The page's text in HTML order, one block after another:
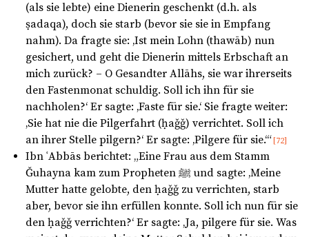
(als sie lebte) eine Dienerin geschenkt (d.h. als
ṣadaqa), doch sie starb (bevor sie sie in Empfang
nahm). Da fragte sie: ‚Ist mein Lohn (thawāb) nun
gesichert, und geht die Dienerin mittels Erbschaft an
mich zurück? – O Gesandter Allāhs, sie war ihrerseits
den Fastenmonat schuldig. Soll ich ihn für sie
nachholen?‘ Er sagte: ‚Faste für sie.‘ Sie fragte weiter:
‚Sie hat nie die Pilgerfahrt (ḥaǧǧ) verrichtet. Soll ich
an ihrer Stelle pilgern?‘ Er sagte: ‚Pilgere für sie.‘“ [72]
Ibn ʿAbbās berichtet: „Eine Frau aus dem Stamm
Ǧuhayna kam zum Propheten ﷺ und sagte: ‚Meine
Mutter hatte gelobte, den ḥaǧǧ zu verrichten, starb
aber, bevor sie ihn erfüllen konnte. Soll ich nun für sie
den ḥaǧǧ verrichten?‘ Er sagte: ‚Ja, pilgere für sie. Was